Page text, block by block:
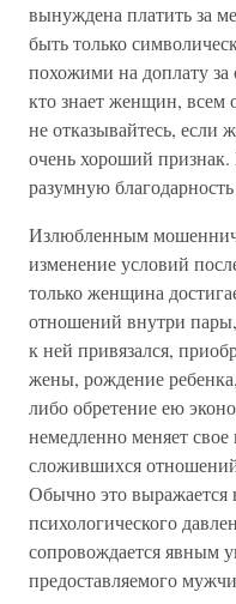
вынуждена платить за
быть только
похожими на доплату за
кто знает женщин, всем
не отказывайтесь,
очень хороший
разумную благодарность
Излюбленным
изменение условий
только женщина
отношений внутри
к ней привязался,
жены, рождение
либо обретение ею
немедленно меняет
сложившихся
Обычно это выражается
психологического
сопровождается явным
предоставляемого